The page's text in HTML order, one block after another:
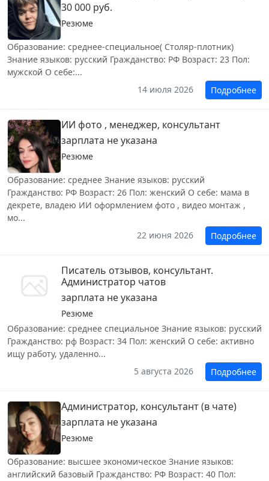
30 000 руб.
Резюме
Образование: среднее-специальное( Столяр-плотник)
Знание языков: русский Гражданство: РФ Возраст: 23 Пол:
мужской О себе:...
14 июля 2026
Подробнее
ИИ фото , менеджер, консультант
зарплата не указана
Резюме
Образование: среднее Знание языков: русский
Гражданство: РФ Возраст: 26 Пол: женский О себе: мама в
декрете, владею ИИ оформлением фото , видео монтаж ,
мо...
22 июня 2026
Подробнее
Писатель отзывов, консультант.
Администратор чатов
зарплата не указана
Резюме
Образование: среднее специальное Знание языков: русский
Гражданство: рф Возраст: 34 Пол: женский О себе: активно
ищу работу, удаленно...
5 августа 2026
Подробнее
Администратор, консультант (в чате)
зарплата не указана
Резюме
Образование: высшее экономическое Знание языков:
английский базовый Гражданство: РФ Возраст: 40 Пол: